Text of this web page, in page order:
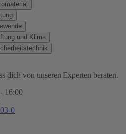
und Klima
dich von unseren Experten beraten.
16:00
0